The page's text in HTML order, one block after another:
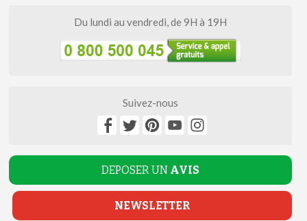
Du lundi au vendredi, de 9H à 19H
Suivez-nous
DEPOSER UN AVIS
NEWSLETTER